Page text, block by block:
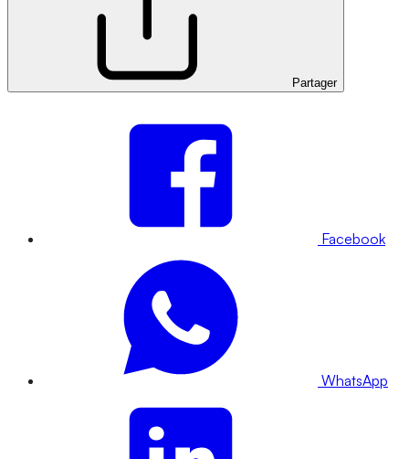
Partager
Facebook
WhatsApp